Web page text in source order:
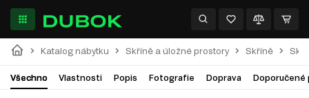
Katalog nábytku Skříně a úložné prostory Skříně
Všechno Vlastnosti Popis Fotografie Doprava Doporučené